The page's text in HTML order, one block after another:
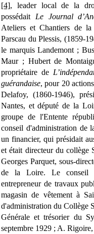
[4], leader local de la
possédait Le Journal
Ateliers et Chantiers de
Parscau du Plessis, (1859-
le marquis Landemont ;
Maur ; Hubert de
propriétaire de
guérandaise, pour 20
Delafoy, (1860-1946),
Nantes, et député de la
groupe de l'Entente
conseil d'administration de
un financier, qui présidait
et était directeur du collège
Georges Parquet, sous-
de la Loire. Le conseil
entrepreneur de travaux
magasin de vêtement à
d'administration du Collège
Générale et trésorier du
septembre 1929 ; A.